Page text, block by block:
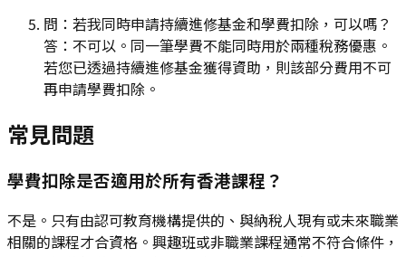
問：若我同時申請持續進修基金和學費扣除，可以嗎？
答：不可以。同一筆學費不能同時用於兩種稅務優惠。
若您已透過持續進修基金獲得資助，則該部分費用不可
再申請學費扣除。
常見問題
學費扣除是否適用於所有香港課程？
不是。只有由認可教育機構提供的、與納稅人現有或未來職業
相關的課程才合資格。興趣班或非職業課程通常不符合條件，